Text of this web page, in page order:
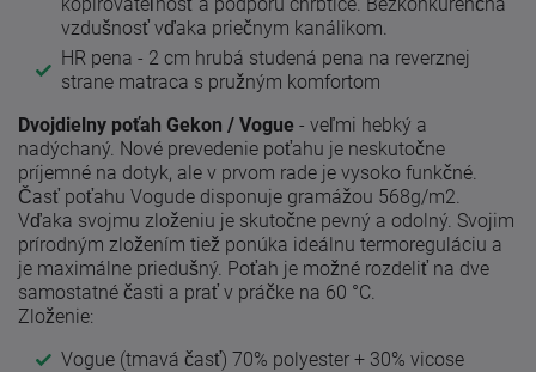
vzdušnosť vďaka priečnym kanálikom.
HR pena - 2 cm hrubá studená pena na reverznej
strane matraca s pružným komfortom
Dvojdielny poťah Gekon / Vogue - veľmi hebký a
nadýchaný. Nové prevedenie poťahu je neskutočne
príjemné na dotyk, ale v prvom rade je vysoko funkčné.
Časť poťahu Vogude disponuje gramážou 568g/m2.
Vďaka svojmu zloženiu je skutočne pevný a odolný. Svojim
prírodným zložením tiež ponúka ideálnu termoreguláciu a
je maximálne priedušný. Poťah je možné rozdeliť na dve
samostatné časti a prať v práčke na 60 °C.
Zloženie:
Vogue (tmavá časť) 70% polyester + 30% vicose